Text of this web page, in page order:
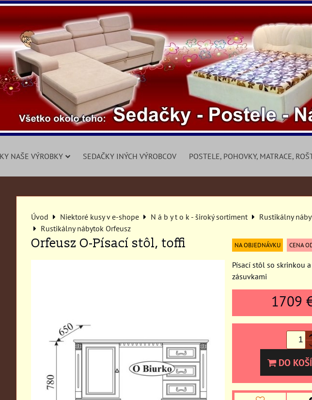
NAŠE VÝROBKY SEDAČKY INÝCH VÝROBCOV POSTELE, POHOVKY, MATRACE,
Úvod Niektoré kusy v e-shope N á b y t o k - široký sortiment
Rustikálny
Rustikálny nábytok Orfeusz
Orfeusz O-Písací stôl, toffi NA OBJEDNÁVKU CENA
Písací stôl so skrinkou
zásuvkami
1709
DO